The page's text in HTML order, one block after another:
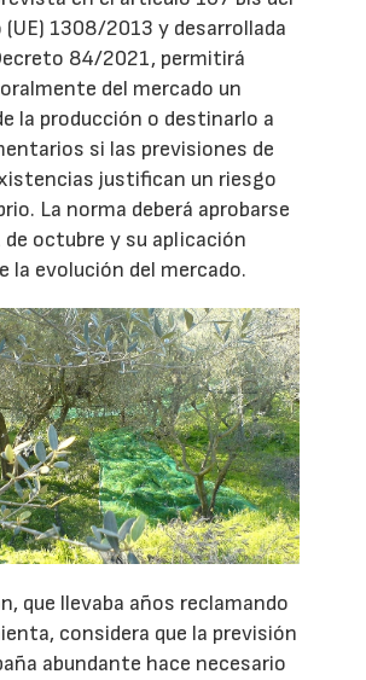
1308/2013 y desarrollada
84/2021, permitirá
del mercado un
la producción o destinarlo a
si las previsiones de
justifican un riesgo
La norma deberá aprobarse
de octubre y su aplicación
la evolución del mercado.
que llevaba años reclamando
considera que la previsión
abundante hace necesario